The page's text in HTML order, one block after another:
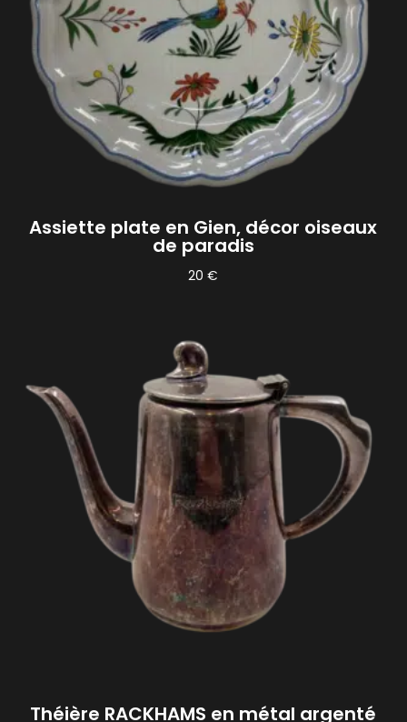
Assiette plate en Gien, décor oiseaux
de paradis
20€
Théière RACKHAMS en métal argenté